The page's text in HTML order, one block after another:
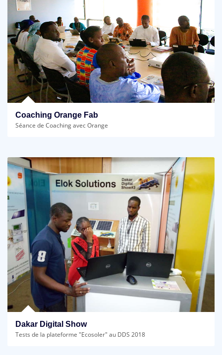
Coaching Orange Fab
Séance de Coaching avec Orange
Dakar Digital Show
Tests de la plateforme "Ecosoler" au DDS 2018